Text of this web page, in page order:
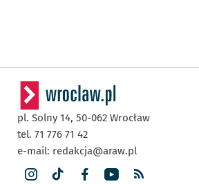
pl. Solny 14, 50-062 Wrocław
tel. 71 776 71 42
e-mail: redakcja@araw.pl